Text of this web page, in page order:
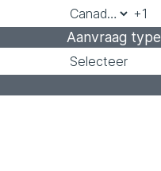
Aanvraag type